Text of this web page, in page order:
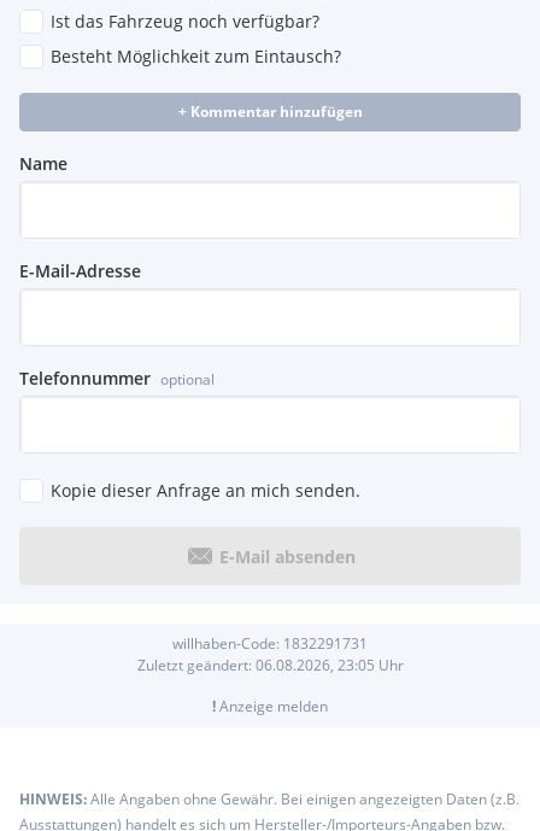
Ist das Fahrzeug noch verfügbar?
Besteht Möglichkeit zum Eintausch?
+ Kommentar hinzufügen
Name
E-Mail-Adresse
Telefonnummer optional
Kopie dieser Anfrage an mich senden.
E-Mail absenden
willhaben-Code: 1832291731
Zuletzt geändert: 06.08.2026, 23:05 Uhr
!Anzeige melden
HINWEIS:Alle Angaben ohne Gewähr. Bei einigen angezeigten Daten (z.B.
Ausstattungen) handelt es sich um Hersteller-/Importeurs-Angaben bzw.